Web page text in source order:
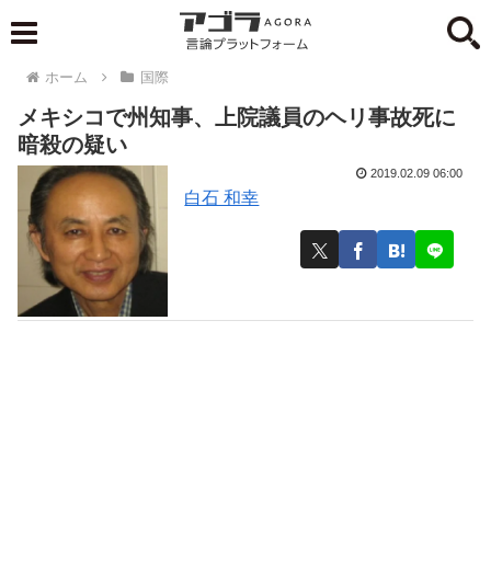
ホーム 国際
メキシコで州知事、上院議員のヘリ事故死に
暗殺の疑い
白石 和幸
2019.02.09 06:00